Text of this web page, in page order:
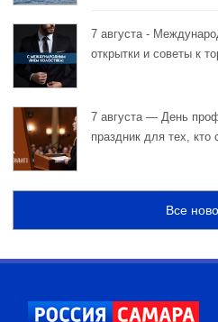
7 августа -
открытки и советы к
7 августа — День
праздник для тех, кто
Все